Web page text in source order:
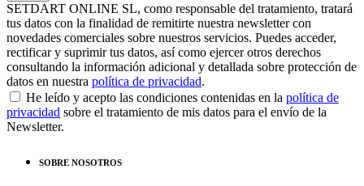
SETDART ONLINE SL, como responsable del tratamiento, tratará
tus datos con la finalidad de remitirte nuestra newsletter con
novedades comerciales sobre nuestros servicios. Puedes acceder,
rectificar y suprimir tus datos, así como ejercer otros derechos
consultando la información adicional y detallada sobre protección de
datos en nuestra política de privacidad.
He leído y acepto las condiciones contenidas en la política de
privacidad sobre el tratamiento de mis datos para el envío de la
Newsletter.
SOBRE NOSOTROS